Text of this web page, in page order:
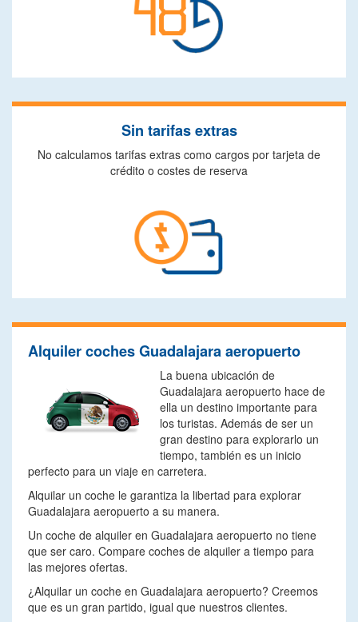
Sin tarifas extras
No calculamos tarifas extras como cargos por tarjeta de
crédito o costes de reserva
Alquiler coches Guadalajara aeropuerto
La buena ubicación de
Guadalajara aeropuerto hace de
ella un destino importante para
los turistas. Además de ser un
gran destino para explorarlo un
tiempo, también es un inicio
perfecto para un viaje en carretera.
Alquilar un coche le garantiza la libertad para explorar
Guadalajara aeropuerto a su manera.
Un coche de alquiler en Guadalajara aeropuerto no tiene
que ser caro. Compare coches de alquiler a tiempo para
las mejores ofertas.
¿Alquilar un coche en Guadalajara aeropuerto? Creemos
que es un gran partido, igual que nuestros clientes.